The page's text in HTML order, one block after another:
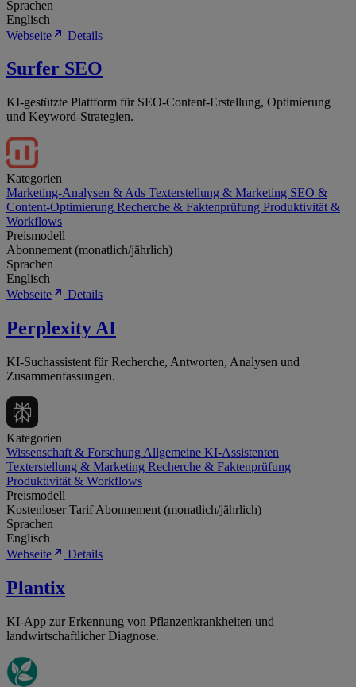
Sprachen
Englisch
Webseite
Details
Surfer SEO
KI-gestützte Plattform für SEO-Content-Erstellung, Optimierung
und Keyword-Strategien.
Kategorien
Marketing-Analysen & Ads Texterstellung & Marketing SEO &
Content-Optimierung Recherche & Faktenprüfung Produktivität &
Workflows
Preismodell
Abonnement (monatlich/jährlich)
Sprachen
Englisch
Webseite
Details
Perplexity AI
KI-Suchassistent für Recherche, Antworten, Analysen und
Zusammenfassungen.
Kategorien
Wissenschaft & Forschung Allgemeine KI-Assistenten
Texterstellung & Marketing Recherche & Faktenprüfung
Produktivität & Workflows
Preismodell
Kostenloser Tarif Abonnement (monatlich/jährlich)
Sprachen
Englisch
Webseite
Details
Plantix
KI-App zur Erkennung von Pflanzenkrankheiten und
landwirtschaftlicher Diagnose.